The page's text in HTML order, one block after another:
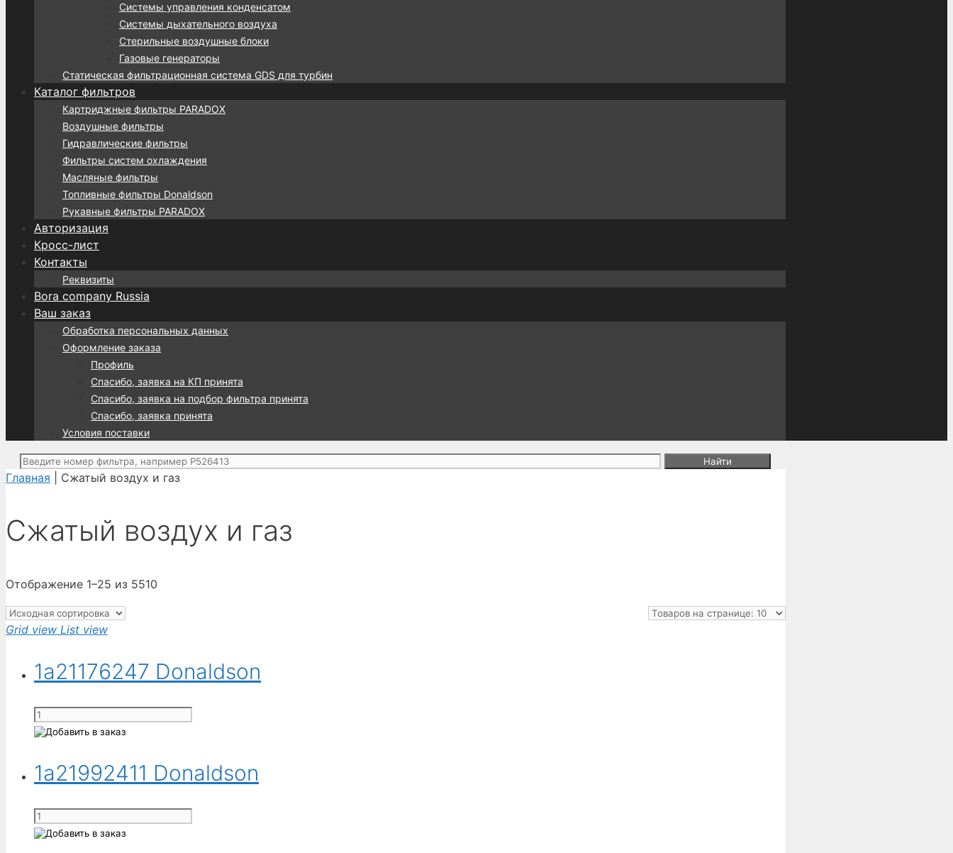
Системы управления конденсатом
Системы дыхательного воздуха
Стерильные воздушные блоки
Газовые генераторы
Статическая фильтрационная система GDS для турбин
Каталог фильтров
Картриджные фильтры PARADOX
Воздушные фильтры
Гидравлические фильтры
Фильтры систем охлаждения
Масляные фильтры
Топливные фильтры Donaldson
Рукавные фильтры PARADOX
Авторизация
Кросс-лист
Контакты
Реквизиты
Bora company Russia
Ваш заказ
Обработка персональных данных
Оформление заказа
Профиль
Спасибо, заявка на КП принята
Спасибо, заявка на подбор фильтра принята
Спасибо, заявка принята
Условия поставки
Поиск:
Главная | Сжатый воздух и газ
Сжатый воздух и газ
Отображение 1–25 из 5510
Grid view List view
1a21176247 Donaldson
Количество
товара
Donaldson
1a21992411 Donaldson
Количество
товара